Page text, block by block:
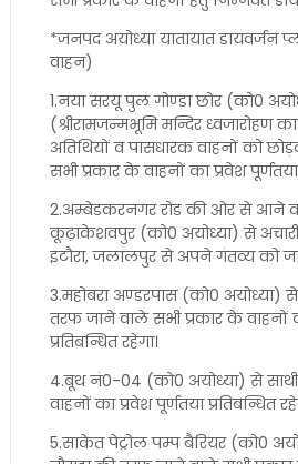
*जनपद अयोध्या यातायात डायवर्जन
वाहन)
1.नया सरयू पुल गोण्डा छोर (को0
(श्रीरामजन्मभूमि मन्दिर ध्वजारोहण
अतिथियों व पासधारक वाहनों को
सभी प्रकार के वाहनों का प्रवेश पूर्णतया
2.अम्बेडकरनगर रोड की ओर से आने
कूढ़ाकेशवपुर (को0 अयोध्या) से
इटौरा, जलालपुर से अपने गंतव्य को
3.महोबरा अण्डरपास (को0 अयोध्या) से
तरफ जाने वाले सभी प्रकार के वाहनों
प्रतिबन्धित रहेगा।
4.बूथ नं0-04 (को0 अयोध्या) से साथी
वाहनों का प्रवेश पूर्णतया प्रतिबन्धित
5.साकेत पेट्रोल पम्प बैरियर (को0